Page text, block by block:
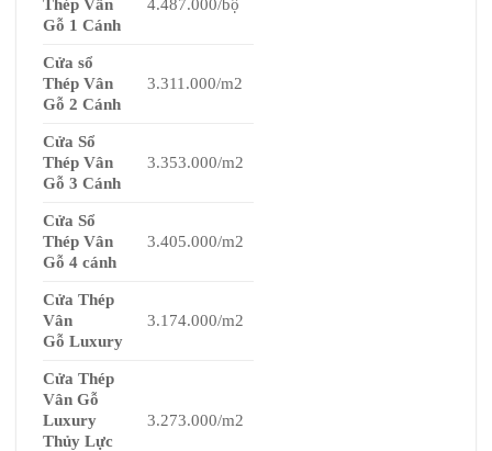
Thép Vân
Gỗ 1 Cánh
4.487.000/bộ
Cửa sổ
Thép Vân
Gỗ 2 Cánh
3.311.000/m2
Cửa Sổ
Thép Vân
Gỗ 3 Cánh
3.353.000/m2
Cửa Sổ
Thép Vân
Gỗ 4 cánh
3.405.000/m2
Cửa Thép
Vân
Gỗ Luxury
3.174.000/m2
Cửa Thép
Vân Gỗ
Luxury
Thủy Lực
3.273.000/m2